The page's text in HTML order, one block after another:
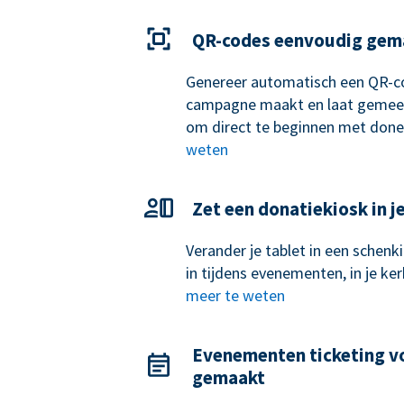
QR-codes eenvoudig
Genereer automatisch een QR-
campagne maakt en laat
om direct te beginnen met
weten
Zet een donatiekiosk in
Verander je tablet in een
in tijdens evenementen, in je
meer te weten
Evenementen ticketing
gemaakt